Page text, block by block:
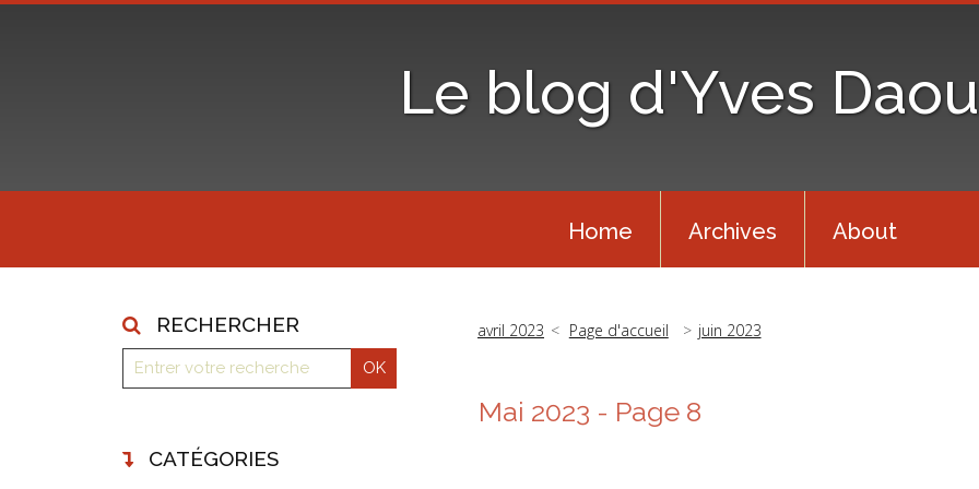
Le blog d'Yves
Home Archives About
RECHERCHER
CATÉGORIES
avril 2023 Page d'accueil juin 2023
Mai 2023 - Page 8